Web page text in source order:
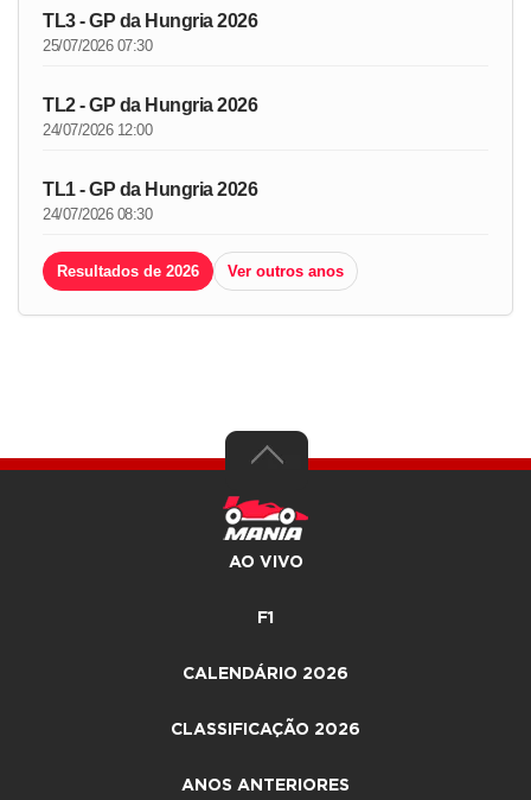
TL3 - GP da Hungria 2026
25/07/2026 07:30
TL2 - GP da Hungria 2026
24/07/2026 12:00
TL1 - GP da Hungria 2026
24/07/2026 08:30
Resultados de 2026 Ver outros anos
AO VIVO
F1
CALENDÁRIO 2026
CLASSIFICAÇÃO 2026
ANOS ANTERIORES